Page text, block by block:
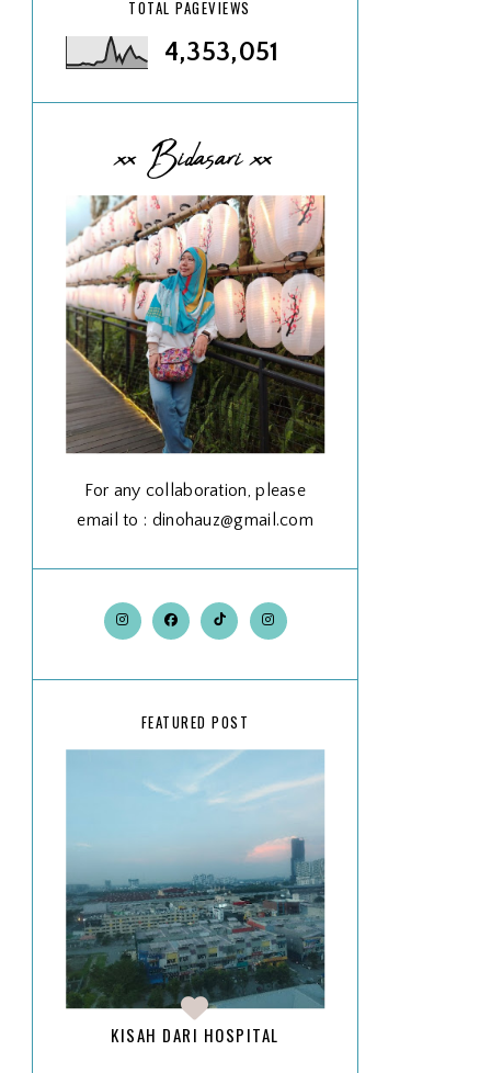
TOTAL PAGEVIEWS
4,353,051
xx Bidasari xx
For any collaboration, please
email to : dinohauz@gmail.com
FEATURED POST
KISAH DARI HOSPITAL